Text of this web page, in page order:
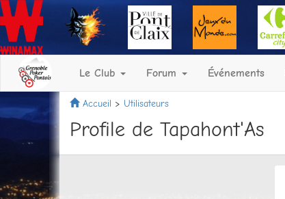
Le Club Forum Événements
Accueil Utilisateurs
Profile de Tapahont'As